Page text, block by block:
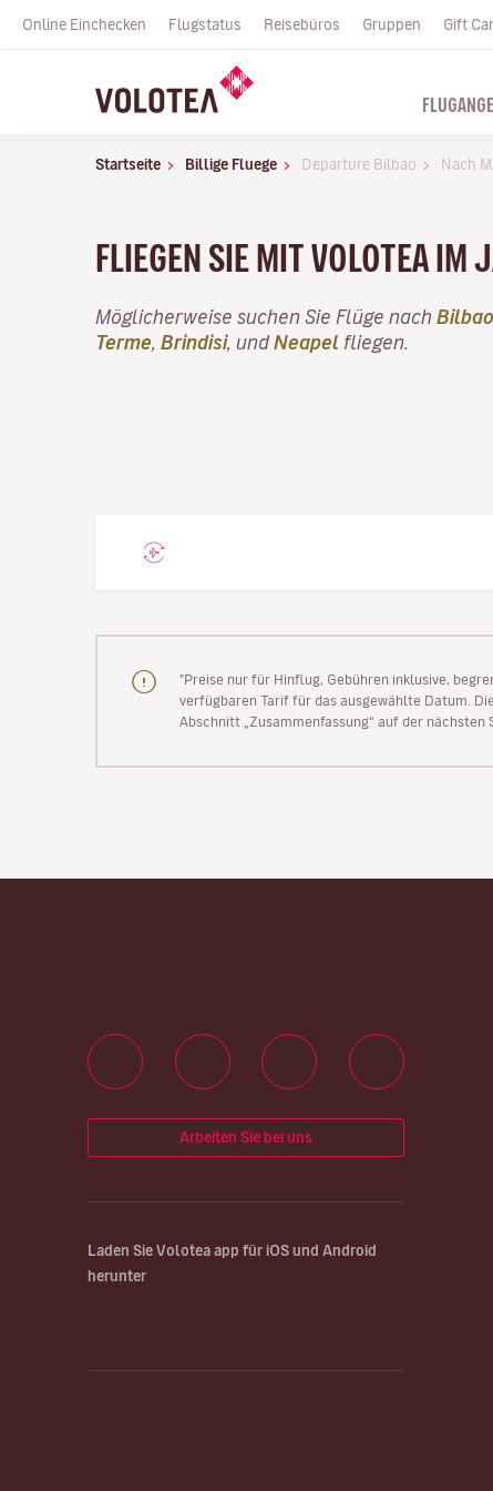
Online Einchecken Flugstatus Reisebüros Gruppen Gift
Startseite Billige Fluege Departure Bilbao Nach
FLIEGEN SIE MIT VOLOTEA IM
Möglicherweise suchen Sie Flüge nach Bilbao
Terme Brindisi, undNeapel fliegen.
"Preise nur für Hinflug, Gebühren inklusive,
verfügbaren Tarif für das ausgewählte Datum.
Abschnitt „Zusammenfassung“ auf der nächsten
Arbeiten Sie bei uns
Laden Sie Volotea app für iOS und Android
herunter